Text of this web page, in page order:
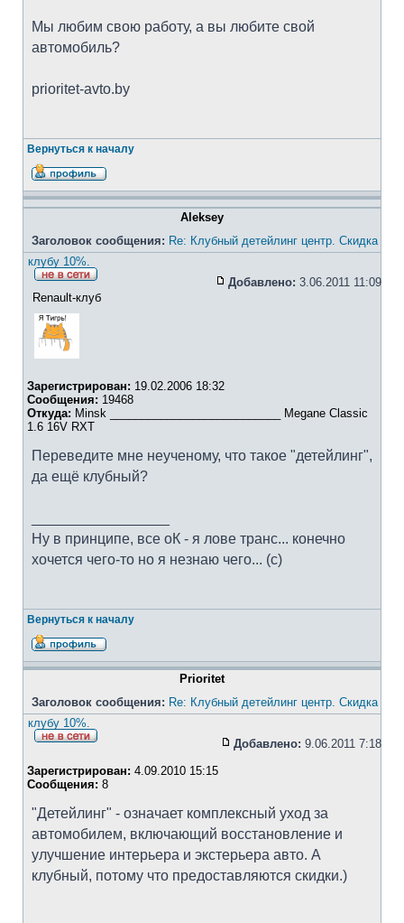
Мы любим свою работу, а вы любите свой
автомобиль?
prioritet-avto.by
Вернуться к началу
Aleksey
Заголовок сообщения: Re: Клубный детейлинг центр. Cкидка
клубу 10%.
Добавлено: 3.06.2011 11:09
Renault-клуб
Зарегистрирован: 19.02.2006 18:32
Сообщения: 19468
Откуда: Minsk ___________________________ Megane Classic
1.6 16V RXT
Переведите мне неученому, что такое "детейлинг",
да ещё клубный?
Ну в принципе, все оК - я лове транс... конечно
хочется чего-то но я незнаю чего... (с)
Вернуться к началу
Prioritet
Заголовок сообщения: Re: Клубный детейлинг центр. Cкидка
клубу 10%.
Добавлено: 9.06.2011 7:18
Зарегистрирован: 4.09.2010 15:15
Сообщения: 8
"Детейлинг" - означает комплексный уход за
автомобилем, включающий восстановление и
улучшение интерьера и экстерьера авто. А
клубный, потому что предоставляются скидки.)